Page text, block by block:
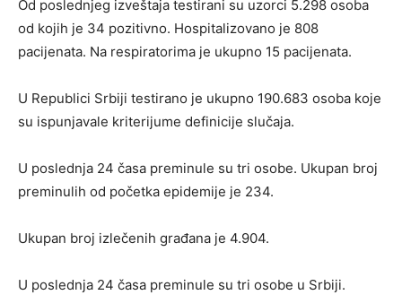
Od poslednjeg izveštaja testirani su uzorci 5.298 osoba
od kojih je 34 pozitivno. Hospitalizovano je 808
pacijenata. Na respiratorima je ukupno 15 pacijenata.
U Republici Srbiji testirano je ukupno 190.683 osoba koje
su ispunjavale kriterijume definicije slučaja.
U poslednja 24 časa preminule su tri osobe. Ukupan broj
preminulih od početka epidemije je 234.
Ukupan broj izlečenih građana je 4.904.
U poslednja 24 časa preminule su tri osobe u Srbiji.